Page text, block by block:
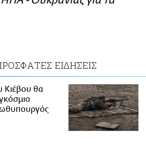
ΕΙΔΗΣΕΙΣ
Κιέβου θα